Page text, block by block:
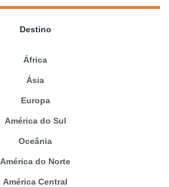
Destino
África
Ásia
Europa
América do Sul
Oceânia
América do Norte
América Central